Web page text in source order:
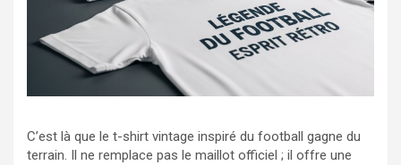
C’est là que le t-shirt vintage inspiré du football gagne du
terrain. Il ne remplace pas le maillot officiel ; il offre une